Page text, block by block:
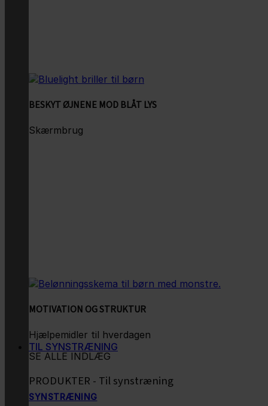
BESKYT ØJNENE MOD BLÅT LYS
Skærmbrug
MOTIVATION OG STRUKTUR
Hjælpemidler til hverdagen
SE ALLE INDLÆG
TIL SYNSTRÆNING
PRODUKTER - Til synstræning
SYNSTRÆNING